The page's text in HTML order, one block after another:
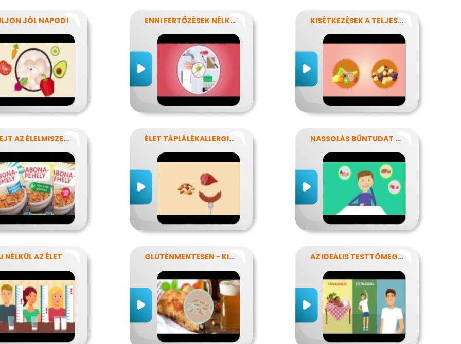
JÓL NAPOD! ENNI FERTŐZÉSEK NÉLKÜL KISÉTKEZÉSEK A TELJESÍTMÉNYÉRT
MIT REJT AZ ÉLELMISZERCÍMKE? ÉLET TÁPLÁLÉKALLERGIÁVAL NASSOLÁS BŰNTUDAT NÉLKÜL
NÉLKÜL AZ ÉLET GLUTÉNMENTESEN - KINEK IS?! AZ IDEÁLIS TESTTÖMEG TITKAI